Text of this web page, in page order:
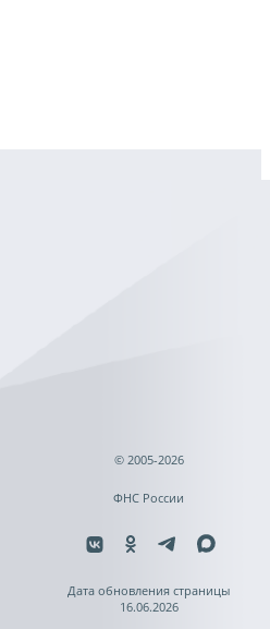
© 2005-2026
ФНС России
Дата обновления страницы
16.06.2026